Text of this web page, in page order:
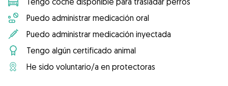
Puedo administrar medicación oral
Puedo administrar medicación inyectada
Tengo algún certificado animal
He sido voluntario/a en protectoras